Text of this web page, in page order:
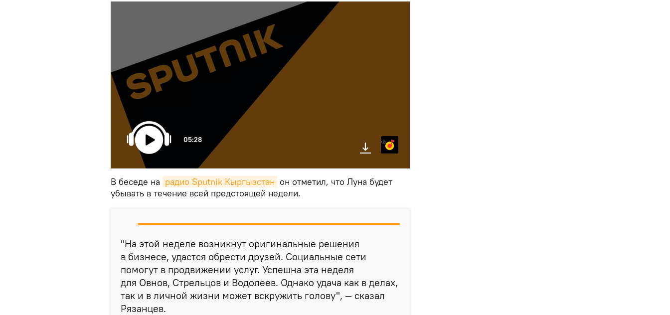
05:28 Яндекс.Музыка
В беседе на радио Sputnik Кыргызстан он отметил, что Луна будет
убывать в течение всей предстоящей недели.
"На этой неделе возникнут оригинальные решения
в бизнесе, удастся обрести друзей. Социальные сети
помогут в продвижении услуг. Успешна эта неделя
для Овнов, Стрельцов и Водолеев. Однако удача как в делах,
так и в личной жизни может вскружить голову", — сказал
Рязанцев.